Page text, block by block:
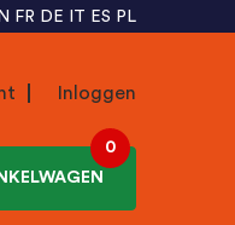
FR DE IT ES PL
Inloggen
0